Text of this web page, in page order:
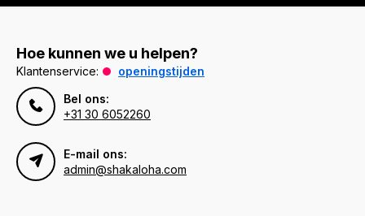
Hoe kunnen we u helpen?
Klantenservice:
openingstijden
Bel ons:
+31 30 6052260
E-mail ons:
admin@shakaloha.com